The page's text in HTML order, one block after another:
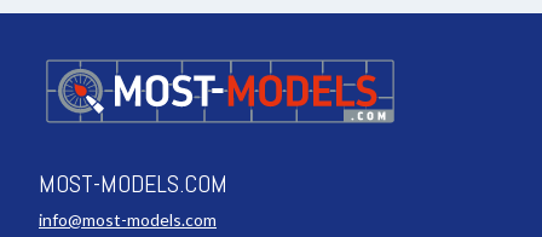
MOST-MODELS.COM
info@most-models.com